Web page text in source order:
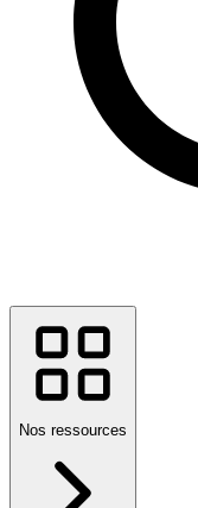
Nos ressources